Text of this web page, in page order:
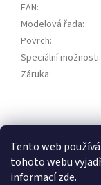
Tento web
tohoto webu
informacízde.
EAN:
Modelová řada:
Povrch:
Speciální možnosti:
Záruka:
á